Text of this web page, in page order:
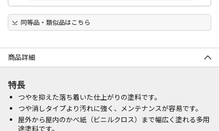
同等品・類似品はこちら
商品詳細
特長
つやを抑えた落ち着いた仕上がりの塗料です。
つや消しタイプより汚れに強く、メンテナンスが容易です。
屋外から屋内のかべ紙（ビニルクロス）まで幅広く塗れる多用
途塗料です。